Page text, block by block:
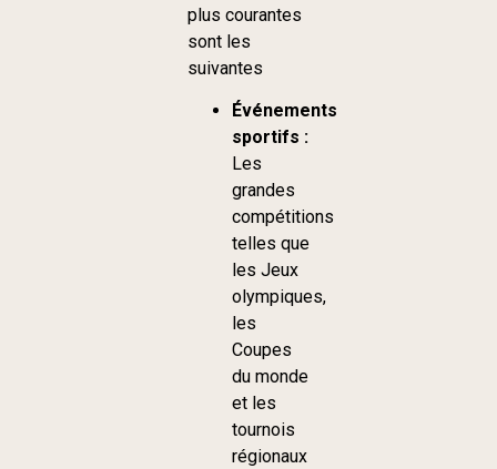
plus courantes
sont les
suivantes
Événements
sportifs :
Les
grandes
compétitions
telles que
les Jeux
olympiques,
les
Coupes
du monde
et les
tournois
régionaux